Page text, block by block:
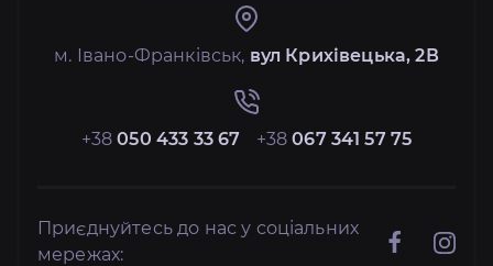
м. Івано-Франківськ, вул Крихівецька, 2В
+38050 433 33 67 +38067 341 57 75
Приєднуйтесь до нас у соціальних
мережах: